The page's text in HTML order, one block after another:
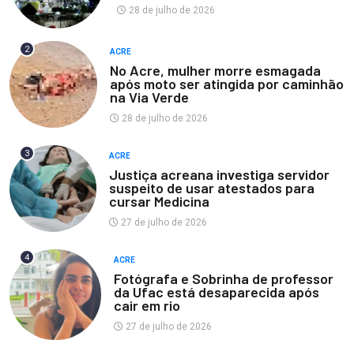
28 de julho de 2026
2 ACRE
No Acre, mulher morre esmagada
após moto ser atingida por caminhão
na Via Verde
28 de julho de 2026
3 ACRE
Justiça acreana investiga servidor
suspeito de usar atestados para
cursar Medicina
27 de julho de 2026
4 ACRE
Fotógrafa e Sobrinha de professor
da Ufac está desaparecida após
cair em rio
27 de julho de 2026